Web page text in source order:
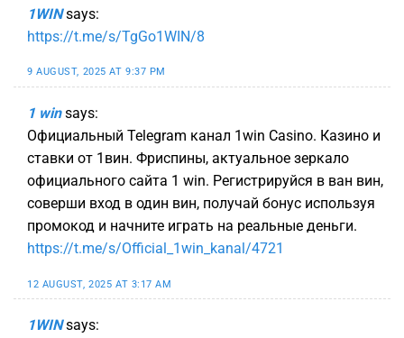
1WIN says:
https://t.me/s/TgGo1WIN/8
9 AUGUST, 2025 AT 9:37 PM
1 win says:
Официальный Telegram канал 1win Casinо. Казинo и
ставки от 1вин. Фриспины, актуальное зеркало
официального сайта 1 win. Регистрируйся в ван вин,
соверши вход в один вин, получай бонус используя
промокод и начните играть на реальные деньги.
https://t.me/s/Official_1win_kanal/4721
12 AUGUST, 2025 AT 3:17 AM
1WIN says: